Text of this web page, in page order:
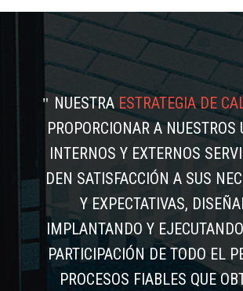
NUESTRAESTRATEGIA DE
PROPORCIONAR A NUESTROS
INTERNOS Y EXTERNOS
DEN SATISFACCIÓN A SUS
Y EXPECTATIVAS,
IMPLANTANDO Y
PARTICIPACIÓN DE TODO EL
PROCESOS FIABLES QUE